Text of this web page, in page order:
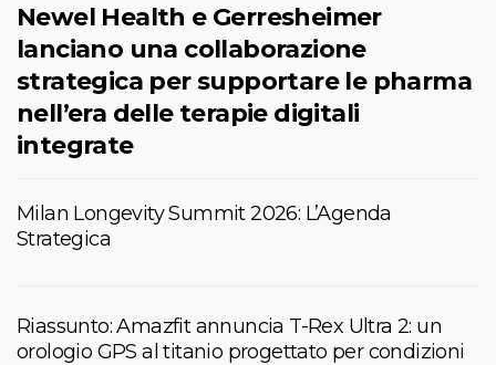
Newel Health e Gerresheimer
lanciano una collaborazione
strategica per supportare le pharma
nell’era delle terapie digitali
integrate
Milan Longevity Summit 2026: L’Agenda
Strategica
Riassunto: Amazfit annuncia T-Rex Ultra 2: un
orologio GPS al titanio progettato per condizioni